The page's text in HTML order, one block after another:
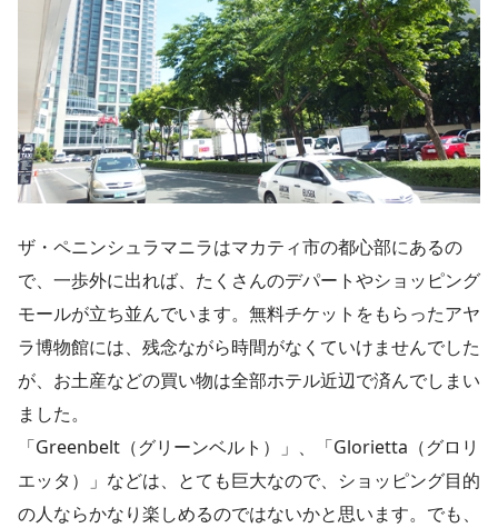
ザ・ペニンシュラマニラはマカティ市の都心部にあるの
で、一歩外に出れば、たくさんのデパートやショッピング
モールが立ち並んでいます。無料チケットをもらったアヤ
ラ博物館には、残念ながら時間がなくていけませんでした
が、お土産などの買い物は全部ホテル近辺で済んでしまい
ました。
「Greenbelt（グリーンベルト）」、「Glorietta（グロリ
エッタ）」などは、とても巨大なので、ショッピング目的
の人ならかなり楽しめるのではないかと思います。でも、